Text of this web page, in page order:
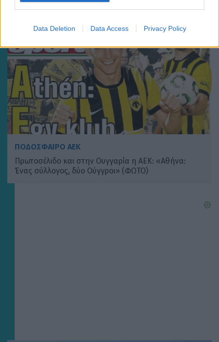
Data Deletion Data Access Privacy Policy
ΠΟΔΟΣΦΑΙΡΟ ΑΕΚ
Πρωτοσέλιδο και στην Ουγγαρία η ΑΕΚ: «Αθήνα:
Ένας σύλλογος, δύο Ούγγροι» (ΦΩΤΟ)